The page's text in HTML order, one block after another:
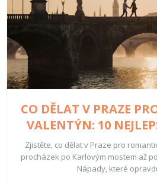
CO DĚLAT V PRAZE
VALENTÝN: 10
Zjistěte, co dělat v Praze pro
procházek po Karlovým mostem až
Nápady, které